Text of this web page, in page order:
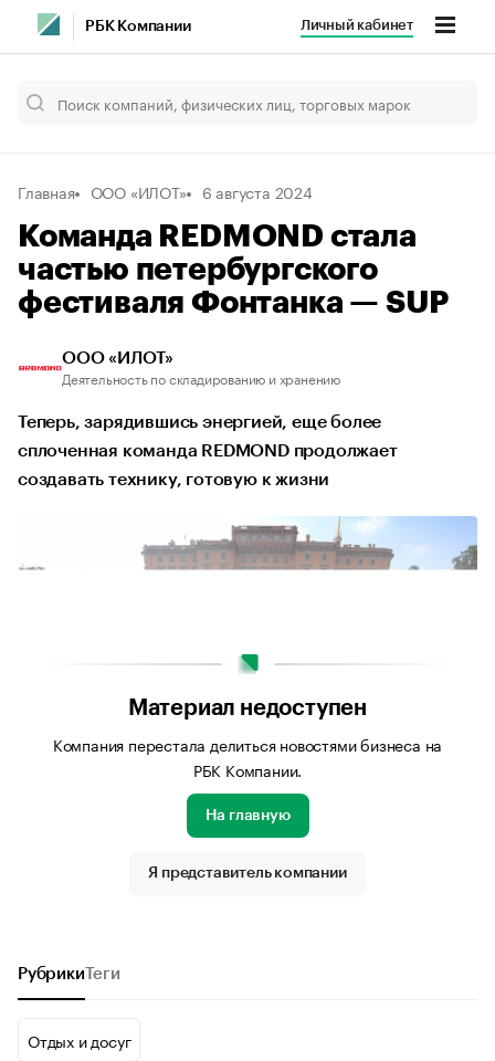
РБК Компании Личный кабинет
Главная ООО «ИЛОТ» 6 августа 2024
Команда REDMOND стала
частью петербургского
фестиваля Фонтанка — SUP
ООО «ИЛОТ»
Деятельность по складированию и хранению
Теперь, зарядившись энергией, еще более
сплоченная команда REDMOND продолжает
создавать технику, готовую к жизни
Источник изображения: Личный архив компании
Материал недоступен
Компания перестала делиться новостями бизнеса на
РБК Компании.
На главную
Я представитель компании
Рубрики Теги
Отдых и досуг